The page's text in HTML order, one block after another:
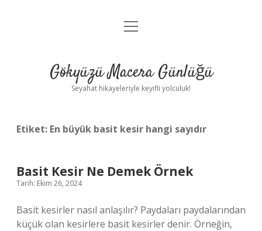
Anasayfa
Yasal Uyarı
menüyü
Gökyüzü Macera Günlüğü
Seyahat hikayeleriyle keyifli yolculuk!
Etiket: En büyük basit kesir hangi sayıdır
Basit Kesir Ne Demek Örnek
Tarih: Ekim 26, 2024
Basit kesirler nasıl anlaşılır? Paydaları paydalarından
küçük olan kesirlere basit kesirler denir. Örneğin,